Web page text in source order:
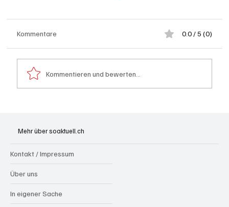
gesucht)
Kommentare 0.0 / 5 (0)
Kommentieren und bewerten...
Mehr über soaktuell.ch
Kontakt / Impressum
Über uns
In eigener Sache